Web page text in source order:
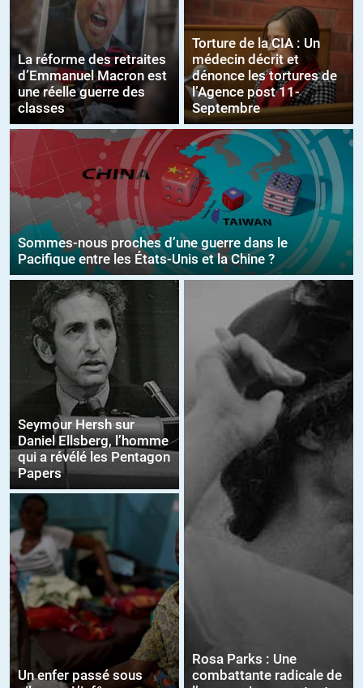
La réforme des retraites
d’Emmanuel Macron est
une réelle guerre des
classes
Torture de la CIA : Un
médecin décrit et
dénonce les tortures de
l’Agence post 11-
Septembre
Sommes-nous proches d’une guerre dans le
Pacifique entre les États-Unis et la Chine ?
Seymour Hersh sur
Daniel Ellsberg, l’homme
qui a révélé les Pentagon
Papers
Un enfer passé sous
Rosa Parks : Une
combattante radicale de